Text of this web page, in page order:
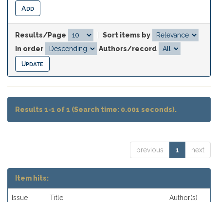
Results/Page
Sort items by
In order
Authors/record
Results 1-1 of 1 (Search time: 0.001 seconds).
previous 1 next
Item hits:
Issue
Title Author(s)